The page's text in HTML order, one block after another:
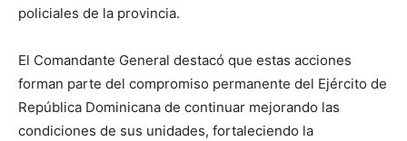
policiales de la provincia.
El Comandante General destacó que estas acciones
forman parte del compromiso permanente del Ejército de
República Dominicana de continuar mejorando las
condiciones de sus unidades, fortaleciendo la